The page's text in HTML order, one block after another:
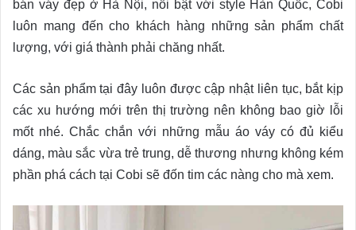
bán váy đẹp ở Hà Nội, nổi bật với style Hàn Quốc, Cobi
luôn mang đến cho khách hàng những sản phẩm chất
lượng, với giá thành phải chăng nhất.
Các sản phẩm tại đây luôn được cập nhật liên tục, bắt kịp
các xu hướng mới trên thị trường nên không bao giờ lỗi
mốt nhé. Chắc chắn với những mẫu áo váy có đủ kiểu
dáng, màu sắc vừa trẻ trung, dễ thương nhưng không kém
phần phá cách tại Cobi sẽ đốn tim các nàng cho mà xem.